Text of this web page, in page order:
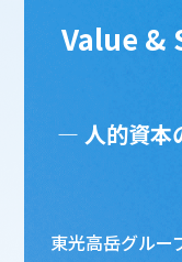
Value &
― 人的資本
東光高岳グルー